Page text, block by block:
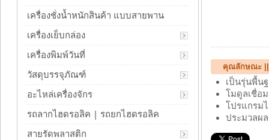
คุณลักษณะ ||
เป็นรุ่นพื้น
โมดูลเชื่อ
โปรแกรม
ประมวลผ
เครื่องชั่งน้ำหนักสินค้า แบบสายพาน
เครื่องเย็บกล่อง
เครื่องพิมพ์วันที่
วัสดุบรรจุภัณฑ์
อะไหล่เครื่องจักร
รถลากไฮดรอลิค | รถยกไฮดรอลิค
สายรัดพลาสติก